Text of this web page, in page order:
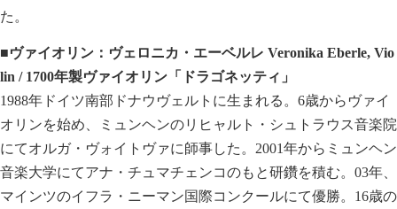
た。
■ヴァイオリン：ヴェロニカ・エーベルレ Veronika Eberle, Vio
lin / 1700年製ヴァイオリン「ドラゴネッティ」
1988年ドイツ南部ドナウヴェルトに生まれる。6歳からヴァイ
オリンを始め、ミュンヘンのリヒャルト・シュトラウス音楽院
にてオルガ・ヴォイトヴァに師事した。2001年からミュンヘン
音楽大学にてアナ・チュマチェンコのもと研鑽を積む。03年、
マインツのイフラ・ニーマン国際コンクールにて優勝。16歳の